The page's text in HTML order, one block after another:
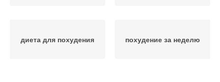
диета для похудения похудение за неделю